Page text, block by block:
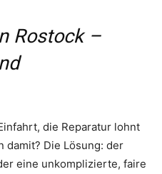
Rostock –
die Reparatur lohnt
damit? Die Lösung: der
eine unkomplizierte, faire